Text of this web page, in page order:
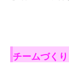
チームづく